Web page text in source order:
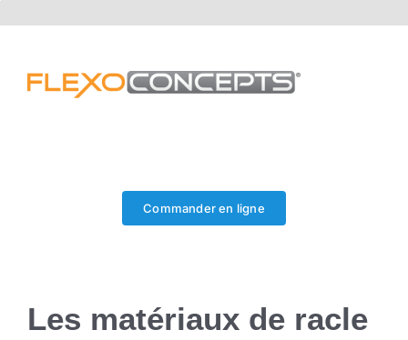
Commander en ligne
Les matériaux de racle